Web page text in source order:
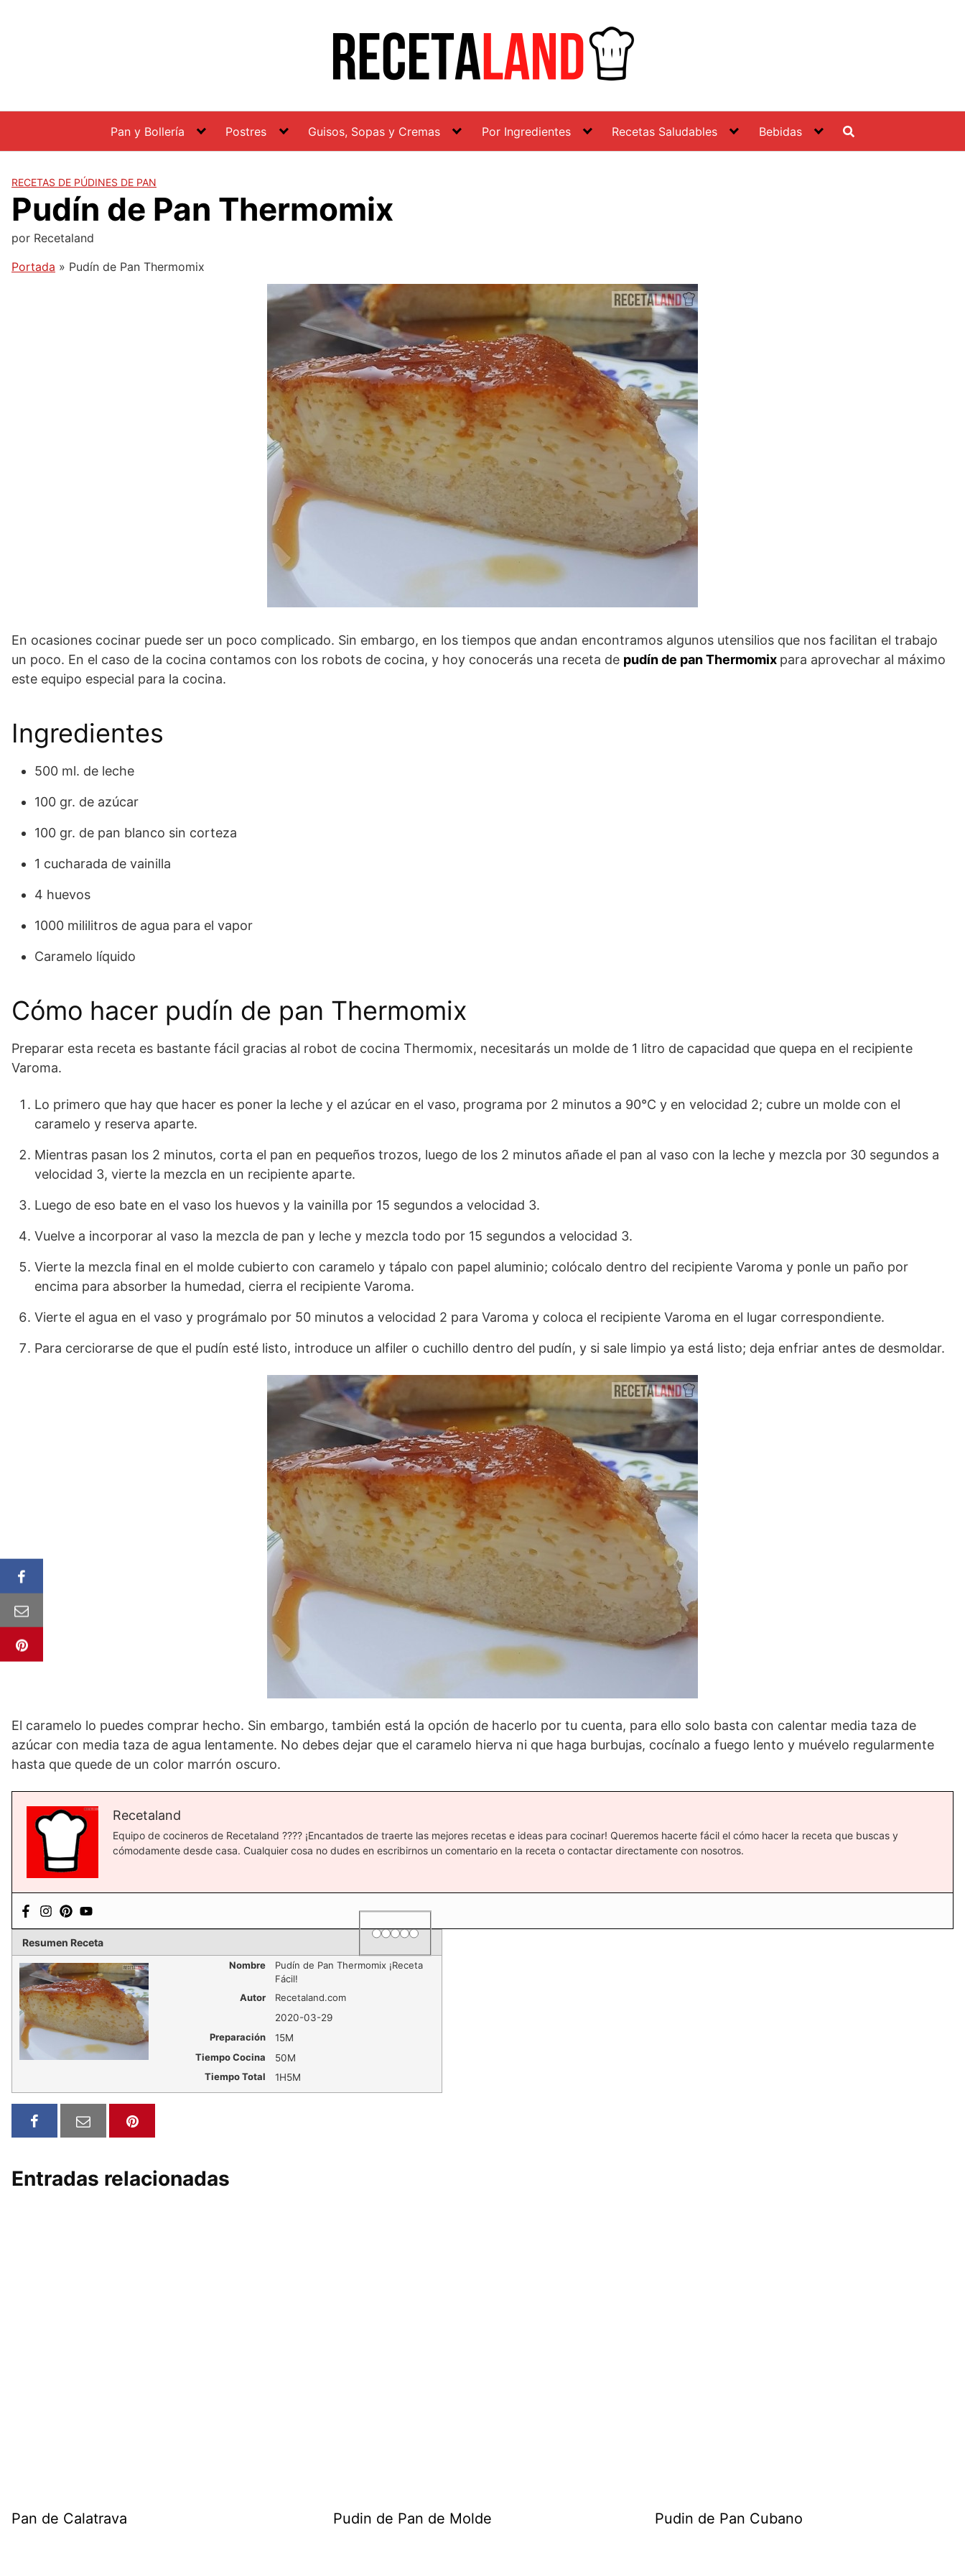
Pan y Bollería Postres Guisos, Sopas y Cremas Por Ingredientes Recetas Saludables Bebidas
RECETAS DE PÚDINES DE PAN
Pudín de Pan Thermomix
por Recetaland
Portada » Pudín de Pan Thermomix
En ocasiones cocinar puede ser un poco complicado. Sin embargo, en los tiempos que andan encontramos algunos utensilios que nos facilitan el trabajo
un poco. En el caso de la cocina contamos con los robots de cocina, y hoy conocerás una receta de pudín de pan Thermomix para aprovechar al máximo
este equipo especial para la cocina.
Ingredientes
500 ml. de leche
100 gr. de azúcar
100 gr. de pan blanco sin corteza
1 cucharada de vainilla
4 huevos
1000 mililitros de agua para el vapor
Caramelo líquido
Cómo hacer pudín de pan Thermomix
Preparar esta receta es bastante fácil gracias al robot de cocina Thermomix, necesitarás un molde de 1 litro de capacidad que quepa en el recipiente
Varoma.
Lo primero que hay que hacer es poner la leche y el azúcar en el vaso, programa por 2 minutos a 90°C y en velocidad 2; cubre un molde con el
caramelo y reserva aparte.
Mientras pasan los 2 minutos, corta el pan en pequeños trozos, luego de los 2 minutos añade el pan al vaso con la leche y mezcla por 30 segundos a
velocidad 3, vierte la mezcla en un recipiente aparte.
Luego de eso bate en el vaso los huevos y la vainilla por 15 segundos a velocidad 3.
Vuelve a incorporar al vaso la mezcla de pan y leche y mezcla todo por 15 segundos a velocidad 3.
Vierte la mezcla final en el molde cubierto con caramelo y tápalo con papel aluminio; colócalo dentro del recipiente Varoma y ponle un paño por
encima para absorber la humedad, cierra el recipiente Varoma.
Vierte el agua en el vaso y prográmalo por 50 minutos a velocidad 2 para Varoma y coloca el recipiente Varoma en el lugar correspondiente.
Para cerciorarse de que el pudín esté listo, introduce un alfiler o cuchillo dentro del pudín, y si sale limpio ya está listo; deja enfriar antes de desmoldar.
El caramelo lo puedes comprar hecho. Sin embargo, también está la opción de hacerlo por tu cuenta, para ello solo basta con calentar media taza de
azúcar con media taza de agua lentamente. No debes dejar que el caramelo hierva ni que haga burbujas, cocínalo a fuego lento y muévelo regularmente
hasta que quede de un color marrón oscuro.
Recetaland
Equipo de cocineros de Recetaland ?‍??‍? ¡Encantados de traerte las mejores recetas e ideas para cocinar! Queremos hacerte fácil el cómo hacer la receta que buscas y
cómodamente desde casa. Cualquier cosa no dudes en escribirnos un comentario en la receta o contactar directamente con nosotros.
Resumen Receta
Rating
1 star
2 stars
3 stars
4 stars
5 stars
Nombre
Pudín de Pan Thermomix ¡Receta
Fácil!
Autor
Recetaland.com
2020-03-29
Preparación
15M
Tiempo Cocina
50M
Tiempo Total
1H5M
Entradas relacionadas
Pan de Calatrava Pudin de Pan de Molde Pudin de Pan Cubano